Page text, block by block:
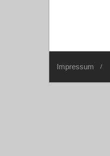
Impressum